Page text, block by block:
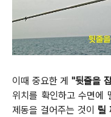
이때 중요한 게 "뒷줄을
위치를 확인하고 수면에
제동을 걸어주는 것이 릴